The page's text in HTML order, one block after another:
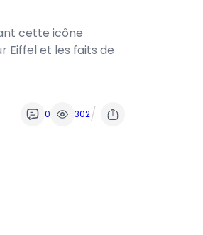
cette icône
Eiffel et les faits de
0 302/